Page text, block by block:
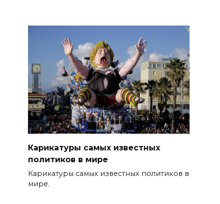
Карикатуры самых известных
политиков в мире
Карикатуры самых известных политиков в
мире.